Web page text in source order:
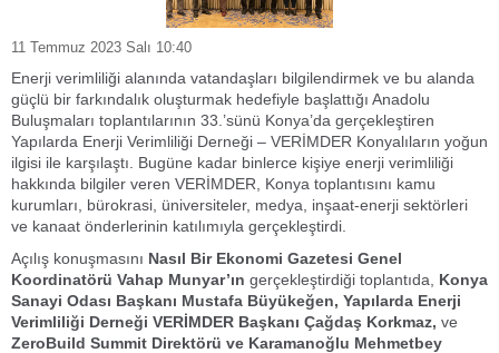
11 Temmuz 2023 Salı 10:40
Enerji verimliliği alanında vatandaşları bilgilendirmek ve bu alanda
güçlü bir farkındalık oluşturmak hedefiyle başlattığı Anadolu
Buluşmaları toplantılarının 33.’sünü Konya’da gerçekleştiren
Yapılarda Enerji Verimliliği Derneği – VERİMDER Konyalıların yoğun
ilgisi ile karşılaştı. Bugüne kadar binlerce kişiye enerji verimliliği
hakkında bilgiler veren VERİMDER, Konya toplantısını kamu
kurumları, bürokrasi, üniversiteler, medya, inşaat-enerji sektörleri
ve kanaat önderlerinin katılımıyla gerçekleştirdi.
Açılış konuşmasını Nasıl Bir Ekonomi Gazetesi Genel
Koordinatörü Vahap Munyar’ın gerçekleştirdiği toplantıda, Konya
Sanayi Odası Başkanı Mustafa Büyükeğen, Yapılarda Enerji
Verimliliği Derneği VERİMDER Başkanı Çağdaş Korkmaz, ve
ZeroBuild Summit Direktörü ve Karamanoğlu Mehmetbey